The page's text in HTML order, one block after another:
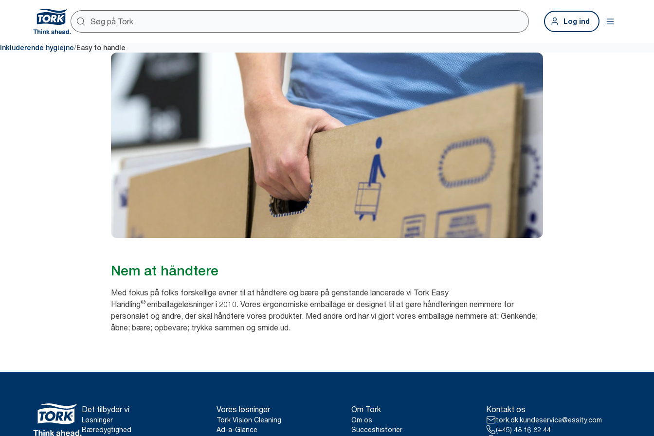
Log ind
Inkluderende hygiejne/Easy to handle
Nem at håndtere
Med fokus på folks forskellige evner til at håndtere og bære på genstande lancerede vi Tork Easy
Handling® emballageløsninger i 2010. Vores ergonomiske emballage er designet til at gøre håndteringen nemmere for
personalet og andre, der skal håndtere vores produkter. Med andre ord har vi gjort vores emballage nemmere at: Genkende;
åbne; bære; opbevare; trykke sammen og smide ud.
Det tilbyder vi
Løsninger
Bæredygtighed
Vores løsninger
Tork Vision Cleaning
Ad-a-Glance
Om Tork
Om os
Succeshistorier
Kontakt os
tork.dk.kundeservice@essity.com
(+45) 48 16 82 44